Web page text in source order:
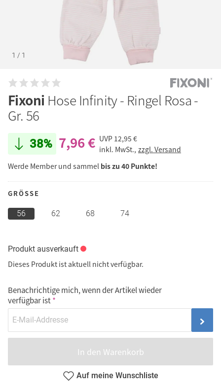
1 / 1
Fixoni Hose Infinity - Ringel Rosa -
Gr. 56
38% 7,96 € UVP 12,95 €
inkl. MwSt., zzgl. Versand
Werde Member und sammel bis zu 40 Punkte!
GRÖSSE
56 62 68 74
Produkt ausverkauft
Dieses Produkt ist aktuell nicht verfügbar.
Benachrichtige mich, wenn der Artikel wieder
verfügbar ist
In den Warenkorb
Auf meine Wunschliste